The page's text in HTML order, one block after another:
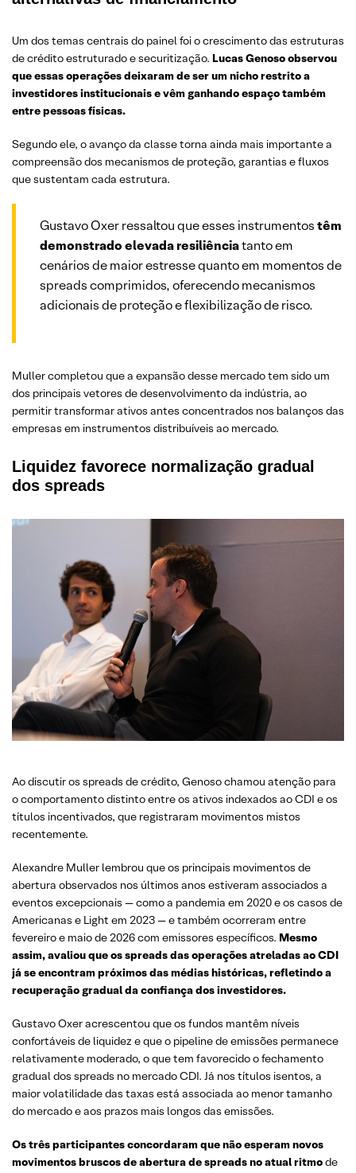
Um dos temas centrais do painel foi o crescimento das estruturas
de crédito estruturado e securitização. Lucas Genoso observou
que essas operações deixaram de ser um nicho restrito a
investidores institucionais e vêm ganhando espaço também
entre pessoas físicas.
Segundo ele, o avanço da classe torna ainda mais importante a
compreensão dos mecanismos de proteção, garantias e fluxos
que sustentam cada estrutura.
Gustavo Oxer ressaltou que esses instrumentostêm
demonstrado elevada resiliênciatanto em
cenários de maior estresse quanto em momentos de
spreads comprimidos, oferecendo mecanismos
adicionais de proteção e flexibilização de risco.
Muller completou que a expansão desse mercado tem sido um
dos principais vetores de desenvolvimento da indústria, ao
permitir transformar ativos antes concentrados nos balanços das
empresas em instrumentos distribuíveis ao mercado.
Liquidez favorece normalização gradual
dos spreads
Ao discutir os spreads de crédito, Genoso chamou atenção para
o comportamento distinto entre os ativos indexados ao CDI e os
títulos incentivados, que registraram movimentos mistos
recentemente.
Alexandre Muller lembrou que os principais movimentos de
abertura observados nos últimos anos estiveram associados a
eventos excepcionais — como a pandemia em 2020 e os casos de
Americanas e Light em 2023 — e também ocorreram entre
fevereiro e maio de 2026 com emissores específicos. Mesmo
assim, avaliou que os spreads das operações atreladas ao CDI
já se encontram próximos das médias históricas, refletindo a
recuperação gradual da confiança dos investidores.
Gustavo Oxer acrescentou que os fundos mantêm níveis
confortáveis de liquidez e que o pipeline de emissões permanece
relativamente moderado, o que tem favorecido o fechamento
gradual dos spreads no mercado CDI. Já nos títulos isentos, a
maior volatilidade das taxas está associada ao menor tamanho
do mercado e aos prazos mais longos das emissões.
Os três participantes concordaram que não esperam novos
movimentos bruscos de abertura de spreads no atual ritmode